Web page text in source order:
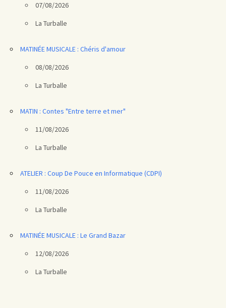
07/08/2026
La Turballe
MATINÉE MUSICALE : Chéris d'amour
08/08/2026
La Turballe
MATIN : Contes "Entre terre et mer"
11/08/2026
La Turballe
ATELIER : Coup De Pouce en Informatique (CDPI)
11/08/2026
La Turballe
MATINÉE MUSICALE : Le Grand Bazar
12/08/2026
La Turballe